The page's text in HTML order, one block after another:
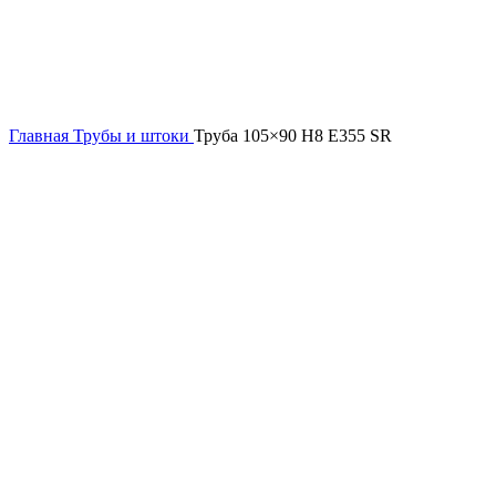
Главная Трубы и штоки Труба 105×90 H8 E355 SR